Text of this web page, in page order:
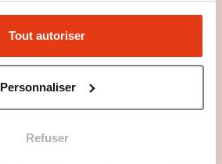
Tout autoriser
Personnaliser
Refuser